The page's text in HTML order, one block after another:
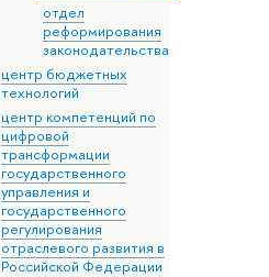
отдел
реформирования
законодательства
центр бюджетных
технологий
центр компетенций по
цифровой
трансформации
государственного
управления и
государственного
регулирования
отраслевого развития в
Российской Федерации